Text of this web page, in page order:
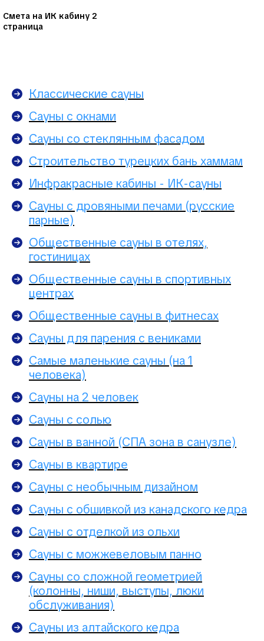
Смета на ИК кабину 2
страница
Классические сауны
Сауны с окнами
Сауны со стеклянным фасадом
Строительство турецких бань хаммам
Инфракрасные кабины - ИК-сауны
Сауны с дровяными печами (русские
парные)
Общественные сауны в отелях,
гостиницах
Общественные сауны в спортивных
центрах
Общественные сауны в фитнесах
Сауны для парения с вениками
Самые маленькие сауны (на 1
человека)
Сауны на 2 человек
Сауны с солью
Сауны в ванной (СПА зона в санузле)
Сауны в квартире
Сауны с необычным дизайном
Сауны с обшивкой из канадского кедра
Сауны с отделкой из ольхи
Сауны с можжевеловым панно
Сауны со сложной геометрией
(колонны, ниши, выступы, люки
обслуживания)
Сауны из алтайского кедра